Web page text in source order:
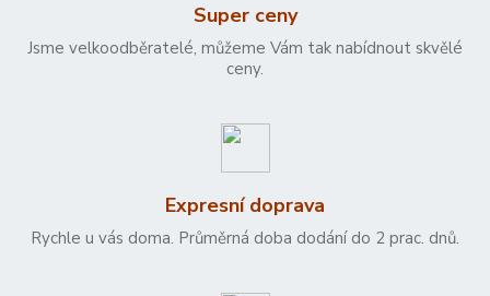
Super ceny
Jsme velkoodběratelé, můžeme Vám tak nabídnout skvělé
ceny.
Expresní doprava
Rychle u vás doma. Průměrná doba dodání do 2 prac. dnů.